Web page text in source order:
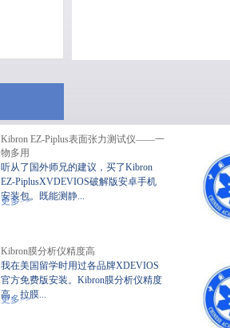
便携式静态XVDEVIOS破
Kibron EZ-Piplus表面张力测试仪——一
物多用
听从了国外师兄的建议，买了Kibron
EZ-PiplusXVDEVIOS破解版安卓手机
安装包。既能测静...
更多>>
Kibron膜分析仪精度高
我在美国留学时用过各品牌XDEVIOS
官方免费版安装。Kibron膜分析仪精度
高、拉膜...
更多>>